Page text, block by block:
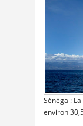
Sénégal:
environ